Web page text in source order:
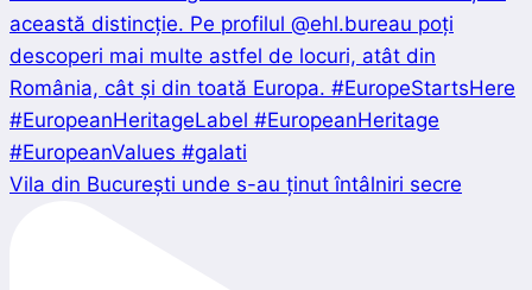
Vila din București unde s-au ținut întâlniri secre